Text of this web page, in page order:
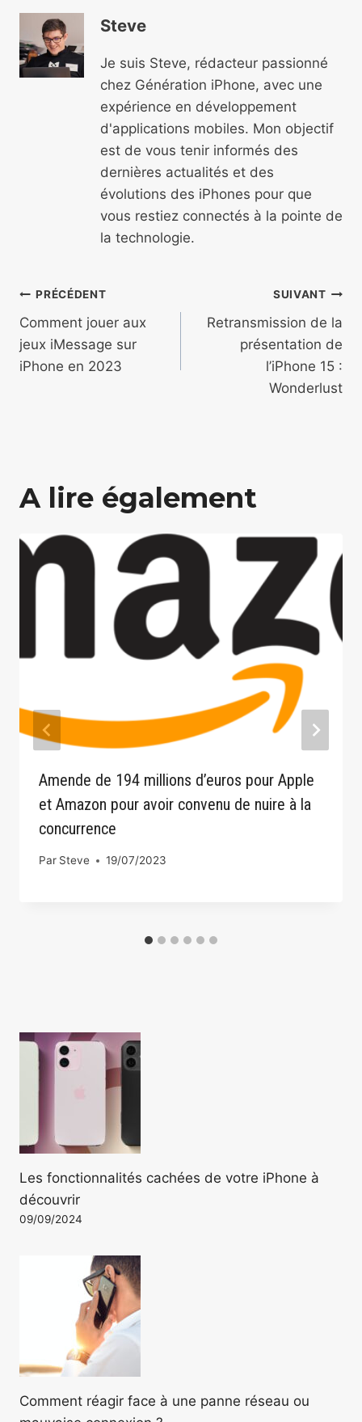
Steve
Je suis Steve, rédacteur passionné
chez Génération iPhone, avec une
expérience en développement
d'applications mobiles. Mon objectif
est de vous tenir informés des
dernières actualités et des
évolutions des iPhones pour que
vous restiez connectés à la pointe de
la technologie.
Navigation
de
l’article
PRÉCÉDENT
Comment jouer aux
jeux iMessage sur
iPhone en 2023
SUIVANT
Retransmission de la
présentation de
l’iPhone 15 :
Wonderlust
A lire également
Amende de 194 millions d’euros pour Apple
et Amazon pour avoir convenu de nuire à la
concurrence
Par Steve 19/07/2023
Les fonctionnalités cachées de votre iPhone à
découvrir
09/09/2024
Comment réagir face à une panne réseau ou